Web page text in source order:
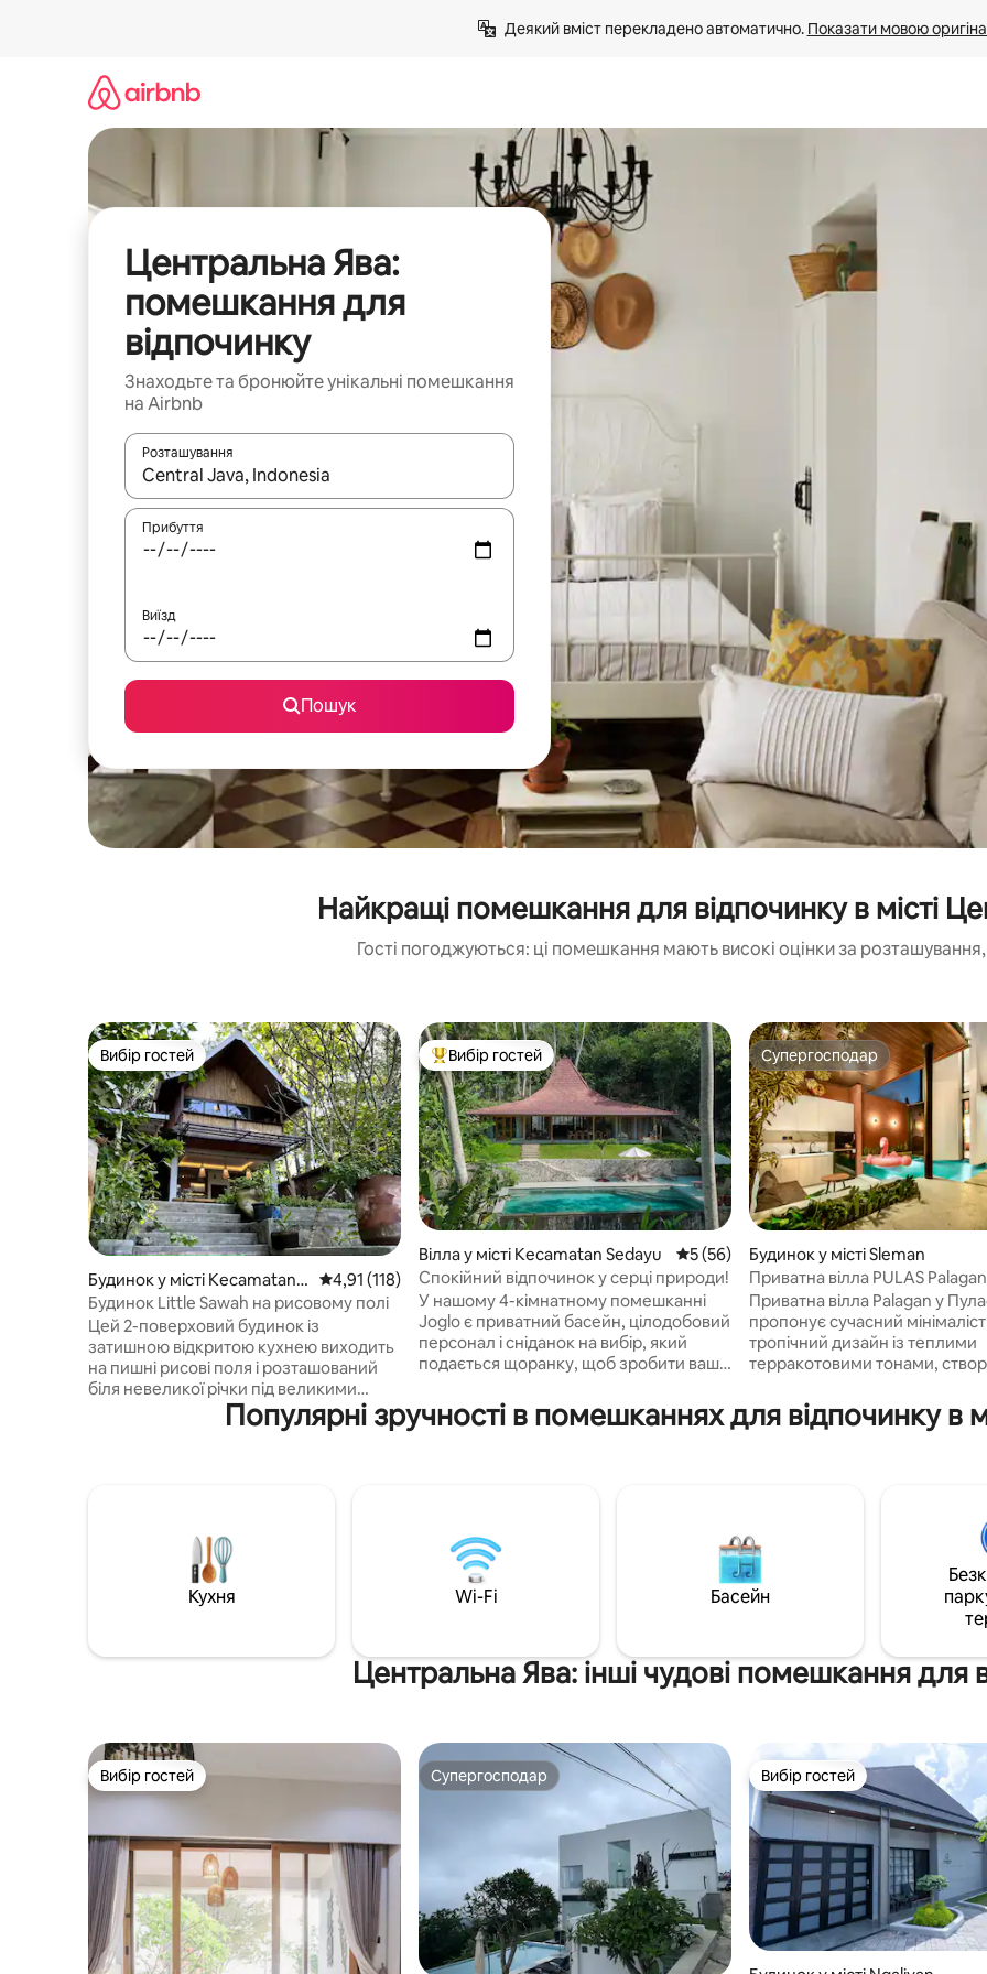
Деякий вміст перекладено автоматично. Показати мовою
Центральна Ява:
помешкання для
відпочинку
Знаходьте та бронюйте унікальні помешкання
на Airbnb
Розташування
Отримавши результати пошуку, використовуйте для навігації сторінкою клавіші зі стрілками вгору та вниз або
Прибуття
Виїзд
Пошук
Найкращі помешкання для відпочинку в місті
Гості погоджуються: ці помешкання мають високі оцінки за
Вибір гостей
Вибір гостей
Будинок у місті Kecamatan K
asihan
Середня оцінка: 4,91 з 5, відгуки: 118
4,91 (118)
Будинок Little Sawah на рисовому полі
Цей 2-поверховий будинок із
затишною відкритою кухнею виходить
на пишні рисові поля і розташований
біля невеликої річки під великими
деревами – ідеально підходить для
відпочинку в тропічній природі. Хоча в
і вже багато років любить цей регіон.
Прохолодний вітер у полях і
заспокійливі звуки природи
запрошують вас розслабитися і забути
вартість номера.
Топ вибір гостей
Вибір гостей
Вілла у місті Kecamatan Sedayu Середня оцінка: 5 з 5, відгуки: 56
5 (56)
Спокійний відпочинок у серці природи!
У нашому 4-кімнатному помешканні
Joglo є приватний басейн, цілодобовий
персонал і сніданок на вибір, який
подається щоранку, щоб зробити ваше
для себе екорозкішні помешкання в
спокійному селищі, оточеному
увагою до деталей. Вілла, що приймає
домашніх тварин, яку ви шукали,
ідеально підходить для сімей або
Супергосподар
Супергосподар
Будинок у місті Sleman
Приватна вілла PULAS Palagan
Fulton
Приватна вілла Palagan у
пропонує сучасний
тропічний дизайн із теплими
терракотовими тонами,
атмосферу. Розташований у
але доступному районі
басейн, ванна, кондиціонер,
повністю обладнана кухня,
дюймовий телевізор,
паркінг. У помешканні з 2
заглиблена зона для зборів –
куди можна повернутися
Популярні зручності в помешканнях для відпочинку в
Кухня Wi-Fi Басейн
Центральна Ява: інші чудові помешкання для
Вибір гостей
Вибір гостей Супергосподар
Супергосподар Вибір гостей
Вибір гостей